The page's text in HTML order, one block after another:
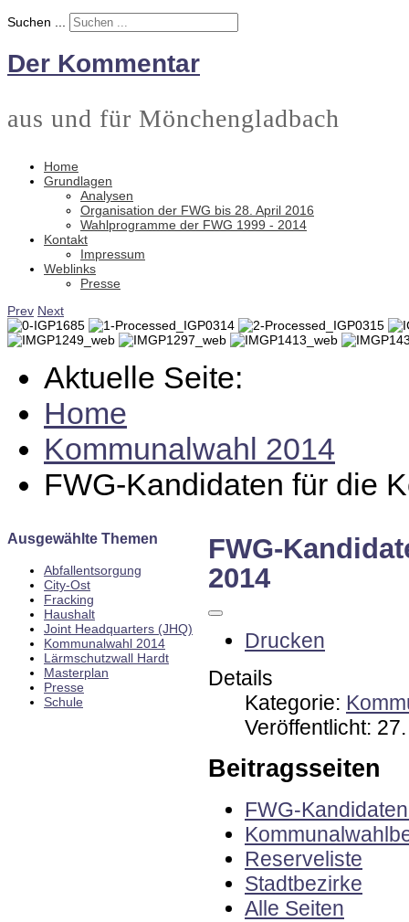
Suchen ...
Der Kommentar
aus und für Mönchengladbach
Home
Grundlagen
Analysen
Organisation der FWG bis 28. April 2016
Wahlprogramme der FWG 1999 - 2014
Kontakt
Impressum
Weblinks
Presse
Prev Next
Aktuelle Seite:
Home
Kommunalwahl 2014
FWG-Kandidaten für die
Ausgewählte Themen
Abfallentsorgung
City-Ost
Fracking
Haushalt
Joint Headquarters (JHQ)
Kommunalwahl 2014
Lärmschutzwall Hardt
Masterplan
Presse
Schule
FWG-
2014
Drucken
Details
Kategorie:
Veröffentlicht:
Beitragsseiten
FWG-
Reserveliste
Stadtbezirke
Alle Seiten